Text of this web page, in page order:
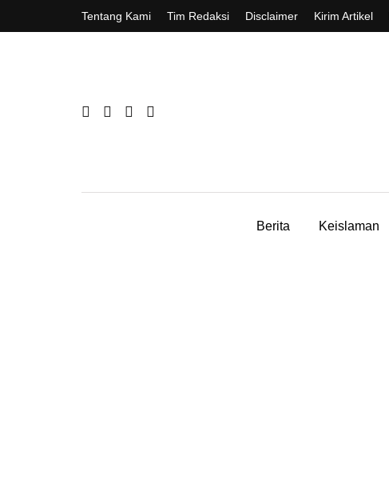
Tentang Kami Tim Redaksi Disclaimer Kirim Artikel
Berita Keislaman